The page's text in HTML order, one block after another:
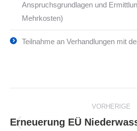
Anspruchsgrundlagen und
Mehrkosten)
Teilnahme an Verhandlungen mit
navigation
VORHERIGE
Erneuerung EÜ